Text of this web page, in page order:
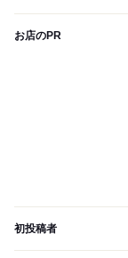
お店のPR
初投稿者